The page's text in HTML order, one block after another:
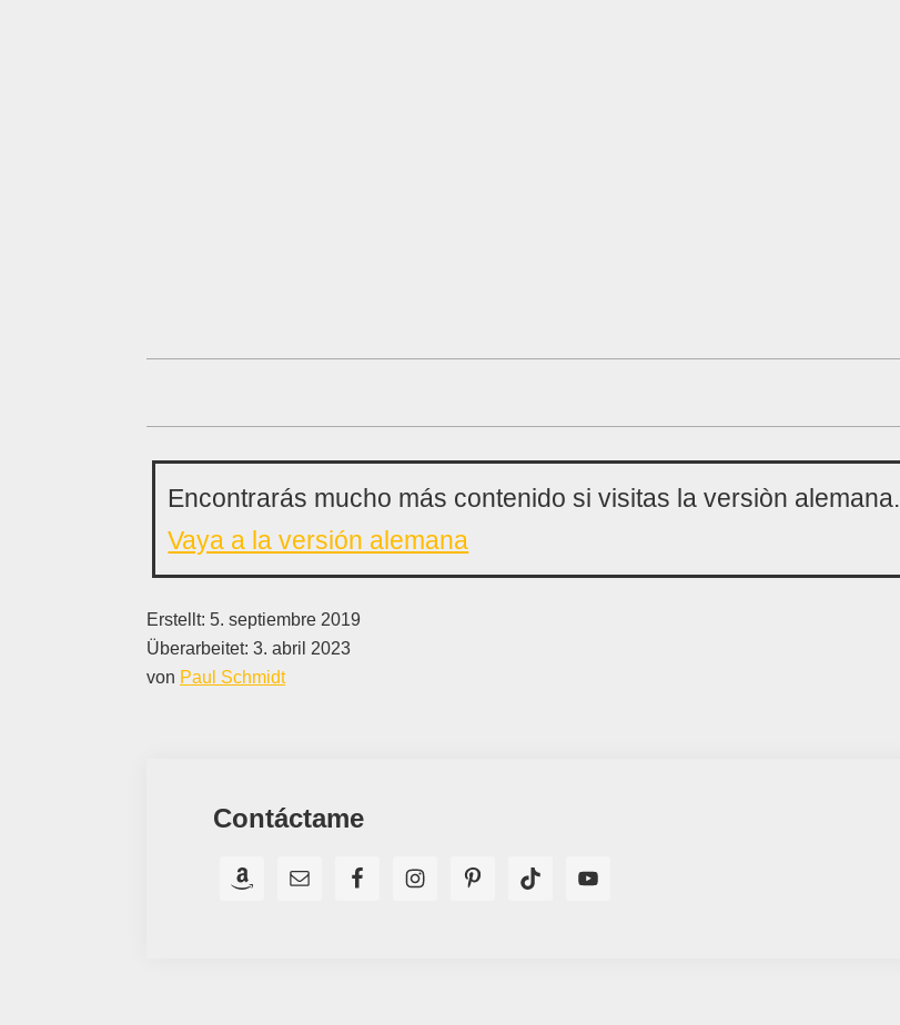
Encontrarás mucho más contenido si visitas la versiòn alemana.
Vaya a la versión alemana
Erstellt: 5. septiembre 2019
Überarbeitet: 3. abril 2023
von Paul Schmidt
Contáctame